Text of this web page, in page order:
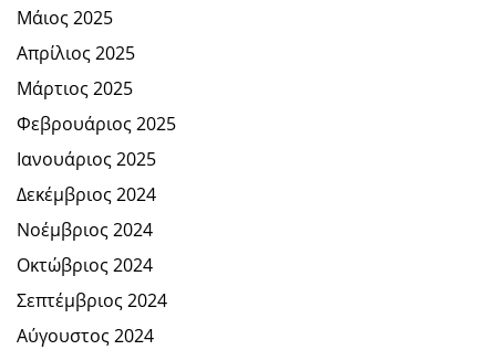
Μάιος 2025
Απρίλιος 2025
Μάρτιος 2025
Φεβρουάριος 2025
Ιανουάριος 2025
Δεκέμβριος 2024
Νοέμβριος 2024
Οκτώβριος 2024
Σεπτέμβριος 2024
Αύγουστος 2024